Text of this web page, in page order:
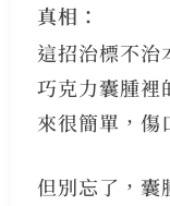
真相：
這招治標不治
巧克力囊腫裡
來很簡單，傷
但別忘了，囊